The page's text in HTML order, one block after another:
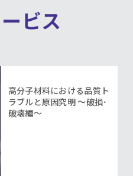
ビス
高分子材料における品質ト
ラブルと原因究明 ～破損･
破壊編～